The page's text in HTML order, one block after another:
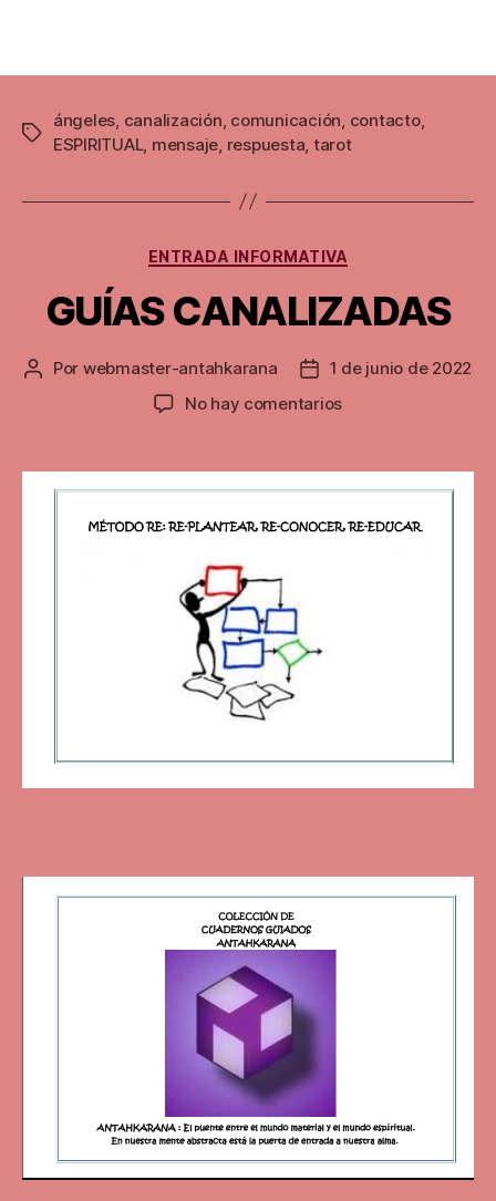
Etiquetas
ángeles canalización comunicación contacto,
ESPIRITUAL, mensaje respuesta tarot
Categorías
ENTRADA INFORMATIVA
GUÍAS CANALIZADAS
Autor
Por webmaster-antahkarana
Fecha
de
1 de junio de 2022
No hay comentariosen